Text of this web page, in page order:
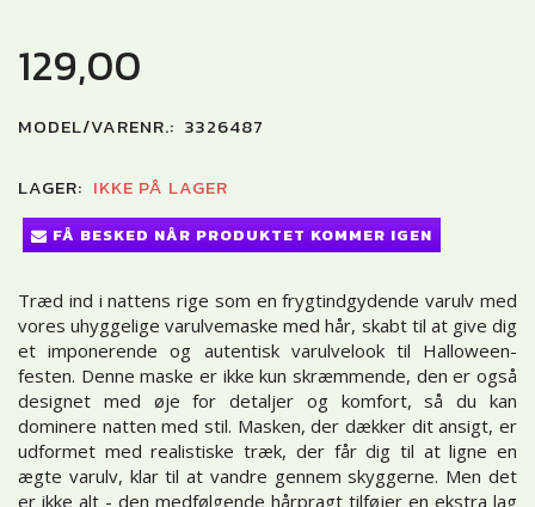
129,00
MODEL/VARENR.: 3326487
LAGER: IKKE PÅ LAGER
FÅ BESKED NÅR PRODUKTET KOMMER IGEN
Træd ind i nattens rige som en frygtindgydende varulv med
vores uhyggelige varulvemaske med hår, skabt til at give dig
et imponerende og autentisk varulvelook til Halloween-
festen. Denne maske er ikke kun skræmmende, den er også
designet med øje for detaljer og komfort, så du kan
dominere natten med stil. Masken, der dækker dit ansigt, er
udformet med realistiske træk, der får dig til at ligne en
ægte varulv, klar til at vandre gennem skyggerne. Men det
er ikke alt - den medfølgende hårpragt tilføjer en ekstra lag